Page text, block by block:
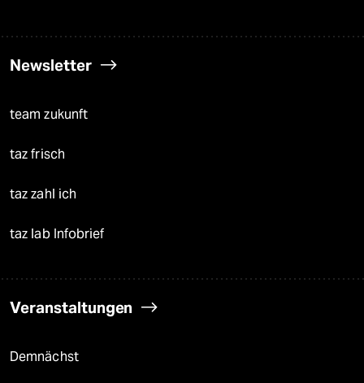
Newsletter
team zukunft
taz frisch
taz zahl ich
taz lab Infobrief
Veranstaltungen
Demnächst